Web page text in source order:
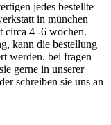
jedes bestellte
in münchen
circa 4 -6 wochen.
kann die bestellung
werden. bei fragen
gerne in unserer
schreiben sie uns an